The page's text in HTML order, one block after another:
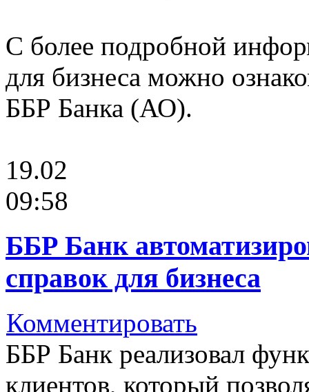
С более подробной
для бизнеса можно
ББР Банка (АО).
19.02
09:58
ББР Банк
справок для бизнеса
Комментировать
ББР Банк реализовал
клиентов, который